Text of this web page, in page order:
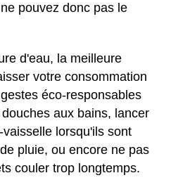
pouvez donc pas le
d'eau, la meilleure
votre consommation
éco-responsables
aux bains, lancer
lorsqu'ils sont
pluie, ou encore ne pas
couler trop longtemps.